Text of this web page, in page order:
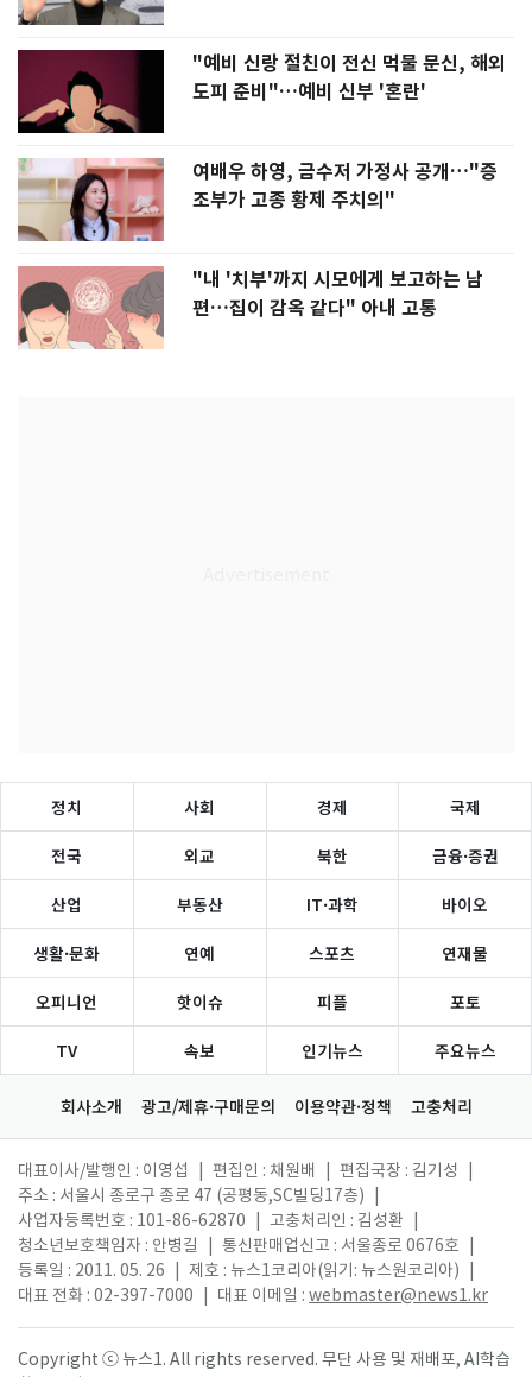
"예비 신랑 절친이 전신 먹물 문신, 해외
도피 준비"…예비 신부 '혼란'
여배우 하영, 금수저 가정사 공개…"증
조부가 고종 황제 주치의"
"내 '치부'까지 시모에게 보고하는 남
편…집이 감옥 같다" 아내 고통
정치 사회 경제 국제
전국 외교 북한 금융·증권
산업 부동산 IT·과학 바이오
생활·문화 연예 스포츠 연재물
오피니언 핫이슈 피플 포토
TV 속보 인기뉴스 주요뉴스
회사소개 광고/제휴·구매문의 이용약관·정책 고충처리
대표이사/발행인 : 이영섭 편집인 : 채원배 편집국장 : 김기성
주소 : 서울시 종로구 종로 47 (공평동,SC빌딩17층)
사업자등록번호 : 101-86-62870
고충처리인 : 김성환
청소년보호책임자 : 안병길
통신판매업신고 : 서울종로 0676호
등록일 : 2011. 05. 26
제호 : 뉴스1코리아(읽기: 뉴스원코리아)
대표 전화 : 02-397-7000
대표 이메일 : webmaster@news1.kr
Copyright ⓒ 뉴스1. All rights reserved. 무단 사용 및 재배포, AI학습